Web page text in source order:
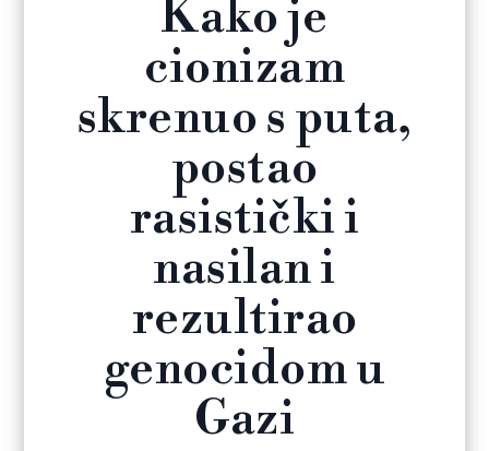
Kako je
cionizam
skrenuo s puta,
postao
rasistički i
nasilan i
rezultirao
genocidom u
Gazi